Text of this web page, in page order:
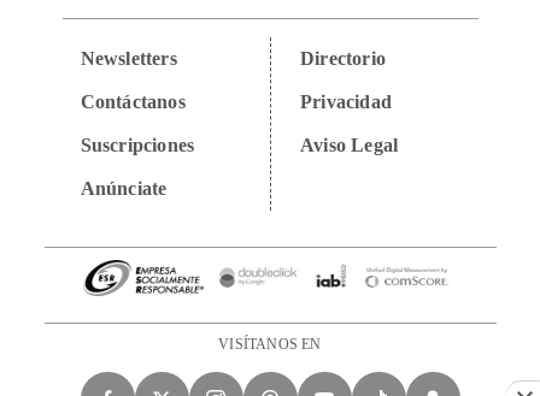
Newsletters
Contáctanos
Suscripciones
Anúnciate
Directorio
Privacidad
Aviso Legal
VISÍTANOS EN